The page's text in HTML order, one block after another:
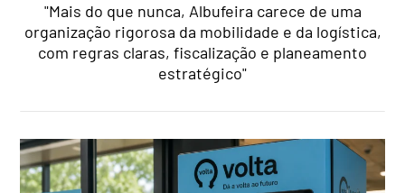
"Mais do que nunca, Albufeira carece de uma
organização rigorosa da mobilidade e da logística,
com regras claras, fiscalização e planeamento
estratégico"